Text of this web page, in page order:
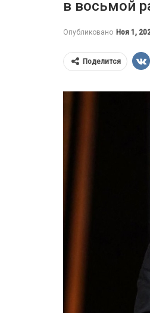
в восьмой
Опубликовано Ноя 1,
Поделится